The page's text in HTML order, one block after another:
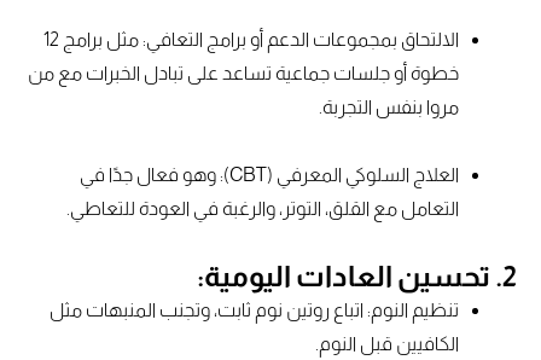
الالتحاق بمجموعات الدعم أو برامج التعافي: مثل برامج 12
خطوة أو جلسات جماعية تساعد على تبادل الخبرات مع من
مروا بنفس التجربة.
العلاج السلوكي المعرفي (CBT): وهو فعال جدًا في
التعامل مع القلق، التوتر، والرغبة في العودة للتعاطي.
2. تحسين العادات اليومية:
تنظيم النوم: اتباع روتين نوم ثابت، وتجنب المنبهات مثل
الكافيين قبل النوم.